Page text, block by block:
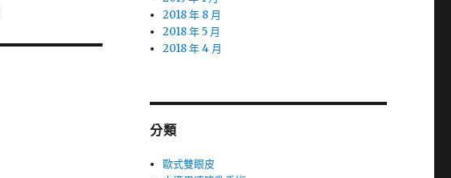
2018 年 8 月
2018 年 5 月
2018 年 4 月
分類
歐式雙眼皮